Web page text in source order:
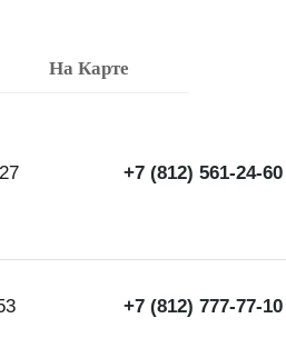
На Карте
+7 (812) 561-24-60
+7 (812) 777-77-10